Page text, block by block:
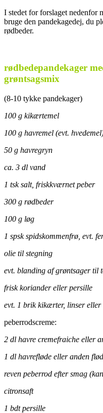
I stedet for forslaget nedenfor
bruge den pandekagedej, du
rødbeder.
rødbedepandekager
grøntsagsmix
(8-10 tykke pandekager)
100 g kikærtemel
100 g havremel (evt.
50 g havregryn
ca. 3 dl vand
1 tsk salt, friskkværnet peber
300 g rødbeder
100 g løg
1 spsk spidskommenfrø, evt.
olie til stegning
evt. blanding af grøntsager til
frisk koriander eller persille
evt. 1 brik kikærter, linser eller
peberrodscreme:
2 dl havre cremefraiche eller
1 dl havrefløde eller anden
reven peberrod efter smag
citronsaft
1 bdt persille